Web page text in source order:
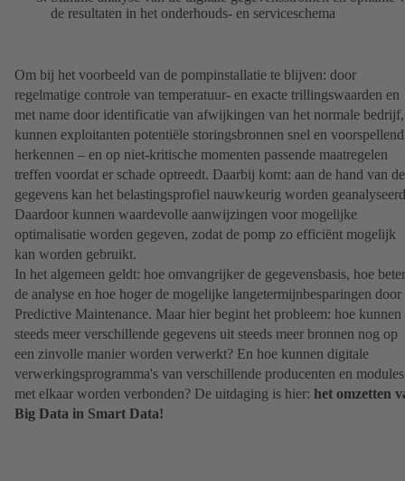
de resultaten in het onderhouds- en serviceschema
Om bij het voorbeeld van de pompinstallatie te blijven: door
regelmatige controle van temperatuur- en exacte trillingswaarden en
met name door identificatie van afwijkingen van het normale bedrijf,
kunnen exploitanten potentiële storingsbronnen snel en voorspellend
herkennen – en op niet-kritische momenten passende maatregelen
treffen voordat er schade optreedt. Daarbij komt: aan de hand van de
gegevens kan het belastingsprofiel nauwkeurig worden
Daardoor kunnen waardevolle aanwijzingen voor mogelijke
optimalisatie worden gegeven, zodat de pomp zo efficiënt mogelijk
kan worden gebruikt.
In het algemeen geldt: hoe omvangrijker de gegevensbasis, hoe beter
de analyse en hoe hoger de mogelijke langetermijnbesparingen door
Predictive Maintenance. Maar hier begint het probleem: hoe kunnen
steeds meer verschillende gegevens uit steeds meer bronnen nog op
een zinvolle manier worden verwerkt? En hoe kunnen digitale
verwerkingsprogramma's van verschillende producenten en modules
met elkaar worden verbonden? De uitdaging is hier: het omzetten
Big Data in Smart Data!